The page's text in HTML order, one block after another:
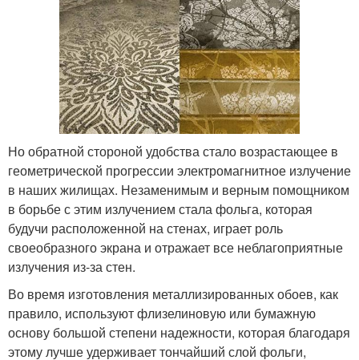
Но обратной стороной удобства стало возрастающее в
геометрической прогрессии электромагнитное излучение
в наших жилищах. Незаменимым и верным помощником
в борьбе с этим излучением стала фольга, которая
будучи расположенной на стенах, играет роль
своеобразного экрана и отражает все неблагоприятные
излучения из-за стен.
Во время изготовления металлизированных обоев, как
правило, используют флизелиновую или бумажную
основу большой степени надежности, которая благодаря
этому лучше удерживает тончайший слой фольги,